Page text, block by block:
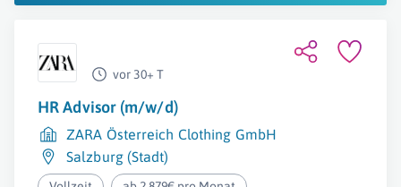
vor 30+ T
HR Advisor (m/w/d)
ZARA Österreich Clothing GmbH
Salzburg (Stadt)